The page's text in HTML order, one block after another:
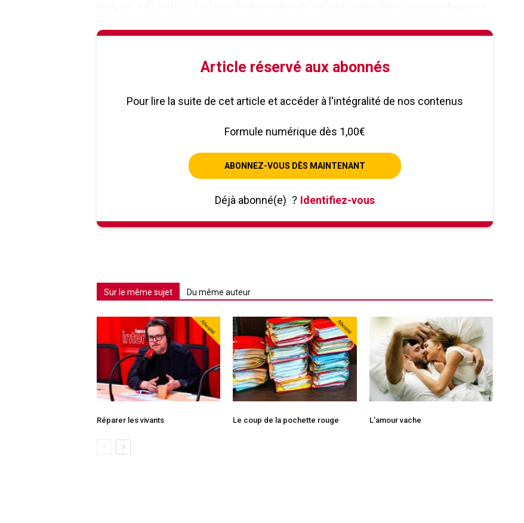
Article réservé aux abonnés
Pour lire la suite de cet article et accéder à l'intégralité de nos contenus
Formule numérique dès 1,00€
ABONNEZ-VOUS DÈS MAINTENANT
Déjà abonné(e) ? Identifiez-vous
Sur le même sujet Du même auteur
Abonné
Réparer les vivants
Abonné
Le coup de la pochette rouge L’amour vache